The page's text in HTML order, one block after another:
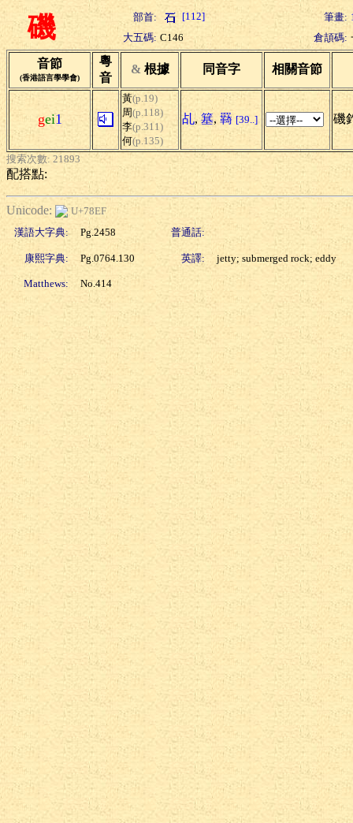
磯 部首: [112] 筆畫:
大五碼: C146 倉頡碼:
音節
(香港語言學學會)
粵
音
& 根據 同音字 相關音節
gei1
黃(p.19)
周(p.118)
李(p.311)
何(p.135)
乩, 簊, 羇 [39..] 磯
搜索次數: 21893
配搭點:
Unicode:
U+78EF
漢語大字典:
Pg.2458 普通話:
康熙字典: Pg.0764.130 英譯: jetty; submerged rock; eddy
Matthews: No.414